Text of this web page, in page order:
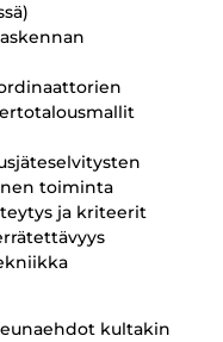
toiminta
ja kriteerit
kultakin